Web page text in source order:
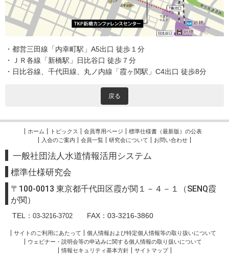
・都営三田線「内幸町駅」A5出口 徒歩１分
・ＪＲ各線「新橋駅」日比谷口 徒歩７分
・日比谷線、千代田線、丸ノ内線「霞ヶ関駅」C4出口 徒歩8分
戻る
ホーム トピックス 会員専用ページ
標準仕様書（最新版）の公表
入会のご案内
会員一覧 研究会について お問い合わせ
一般社団法人水道情報活用システム
標準仕様研究会
〒100-0013 東京都千代田区霞が関１－４－１（SENQ霞
が関）
TEL： 03-3216-3702 FAX：03-3216-3860
サイトのご利用にあたって
個人情報および特定個人情報等の取り扱いについて
ウェビナー・説明会等の申込みに関する個人情報の取り扱いについて
情報セキュリティ基本方針
サイトマップ